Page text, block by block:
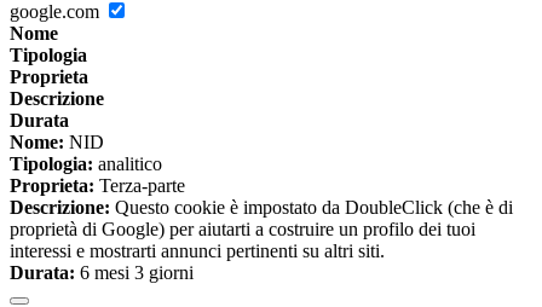
google.com
Nome
Tipologia
Proprieta
Descrizione
Durata
Nome: NID
Tipologia: analitico
Proprieta: Terza-parte
Descrizione: Questo cookie è impostato da DoubleClick (che è di
proprietà di Google) per aiutarti a costruire un profilo dei tuoi
interessi e mostrarti annunci pertinenti su altri siti.
Durata: 6 mesi 3 giorni